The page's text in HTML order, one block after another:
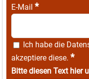
E-Mail *
Ich habe die
akzeptiere diese. *
Bitte diesen Text hier